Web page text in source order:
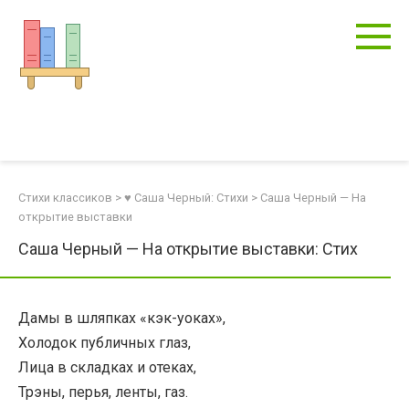
контенту
Стихи классиков > ♥ Саша Черный: Стихи > Саша Черный — На
открытие выставки
Саша Черный — На открытие выставки: Стих
Дамы в шляпках «кэк-уоках»,
Холодок публичных глаз,
Лица в складках и отеках,
Трэны, перья, ленты, газ.